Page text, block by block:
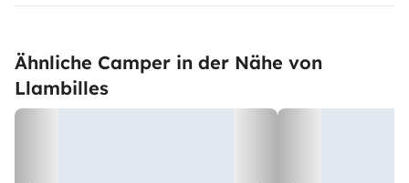
Ähnliche Camper in der Nähe von
Llambilles